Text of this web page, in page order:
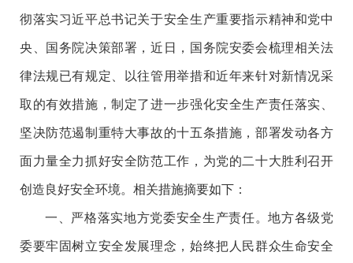
彻落实习近平总书记关于安全生产重要指示精神和党中
央、国务院决策部署，近日，国务院安委会梳理相关法
律法规已有规定、以往管用举措和近年来针对新情况采
取的有效措施，制定了进一步强化安全生产责任落实、
坚决防范遏制重特大事故的十五条措施，部署发动各方
面力量全力抓好安全防范工作，为党的二十大胜利召开
创造良好安全环境。相关措施摘要如下：
一、严格落实地方党委安全生产责任。地方各级党
委要牢固树立安全发展理念，始终把人民群众生命安全